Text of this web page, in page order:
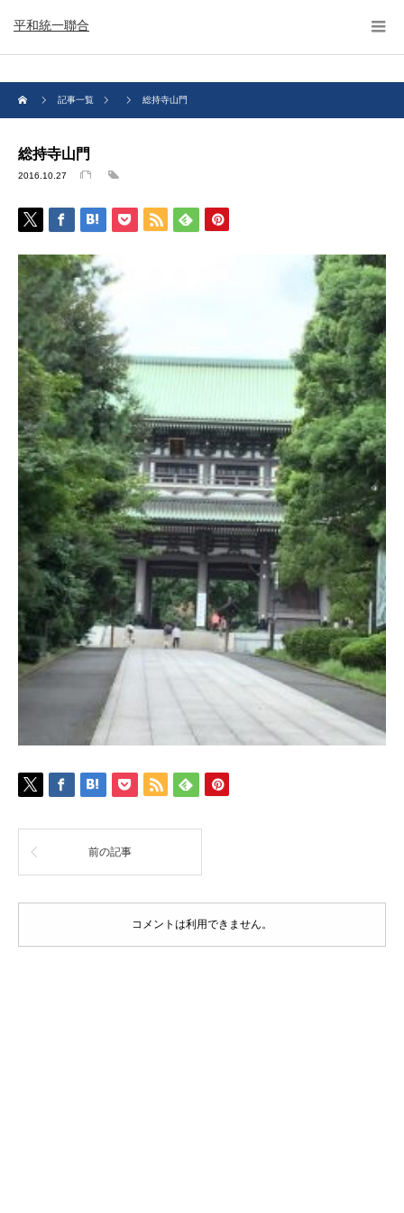
平和統一聯合
記事一覧 総持寺山門
総持寺山門
2016.10.27
前の記事
コメントは利用できません。